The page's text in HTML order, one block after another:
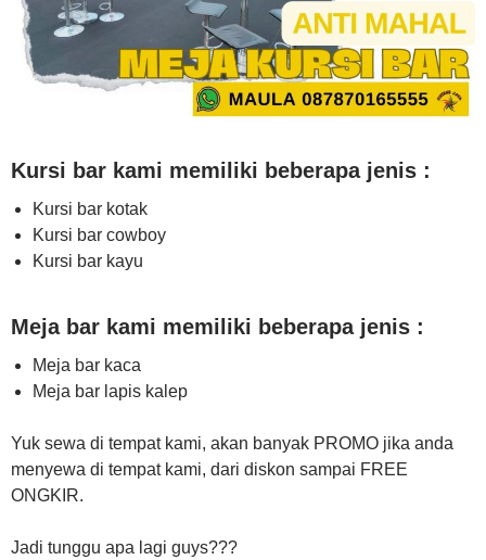
Kursi bar kami memiliki beberapa jenis :
Kursi bar kotak
Kursi bar cowboy
Kursi bar kayu
Meja bar kami memiliki beberapa jenis :
Meja bar kaca
Meja bar lapis kalep
Yuk sewa di tempat kami, akan banyak PROMO jika anda
menyewa di tempat kami, dari diskon sampai FREE
ONGKIR.
Jadi tunggu apa lagi guys???